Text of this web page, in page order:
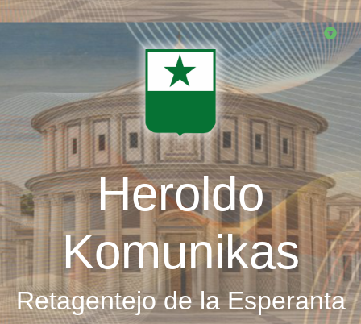
Skip
Heroldo
Komunikas
Retagentejo de la Esperanta